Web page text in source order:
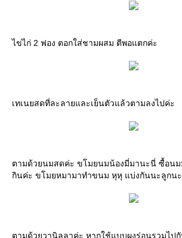
ไข่ไก่ 2 ฟอง ตอกใส่ชามผสม ตีพอแตกค่ะ
เทเนยสดที่ละลายและเย็นตัวแล้วตามลงไปค่ะ
ตามด้วยนมสดค่ะ ขโมยนมน้องมี่มานะนี่ ซื้อน
กินค่ะ ขโมยหมามาทำขนม หุหุ แบ่งกันนะลูกนะ
ตามด้วยวานิลลาค่ะ หากใช้แบบผงร่อนรวมไป